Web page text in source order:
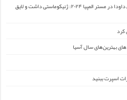
انتقاد تند یوتیوبر کانادایی از قهرمانی سمسون داودا در مستر المپیا ۲۰۲۴: ژنیکوماستی داشت و لایق
کرد
بهترین‌های سال آسیا